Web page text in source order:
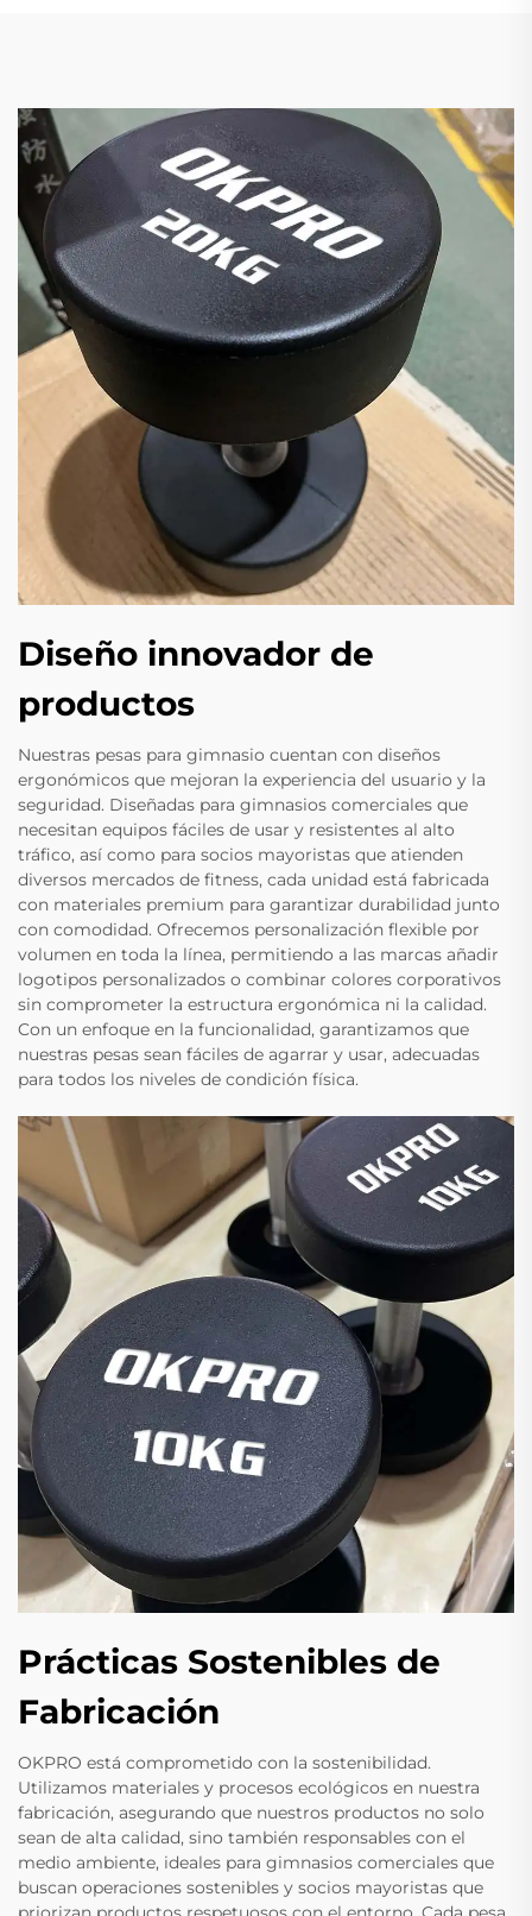
Diseño innovador de
productos
Nuestras pesas para gimnasio cuentan con diseños
ergonómicos que mejoran la experiencia del usuario y la
seguridad. Diseñadas para gimnasios comerciales que
necesitan equipos fáciles de usar y resistentes al alto
tráfico, así como para socios mayoristas que atienden
diversos mercados de fitness, cada unidad está fabricada
con materiales premium para garantizar durabilidad junto
con comodidad. Ofrecemos personalización flexible por
volumen en toda la línea, permitiendo a las marcas añadir
logotipos personalizados o combinar colores corporativos
sin comprometer la estructura ergonómica ni la calidad.
Con un enfoque en la funcionalidad, garantizamos que
nuestras pesas sean fáciles de agarrar y usar, adecuadas
para todos los niveles de condición física.
Prácticas Sostenibles de
Fabricación
OKPRO está comprometido con la sostenibilidad.
Utilizamos materiales y procesos ecológicos en nuestra
fabricación, asegurando que nuestros productos no solo
sean de alta calidad, sino también responsables con el
medio ambiente, ideales para gimnasios comerciales que
buscan operaciones sostenibles y socios mayoristas que